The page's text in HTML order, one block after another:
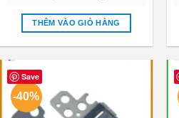
là:
₫700,000.
tại
₫300,000.
THÊM VÀO GIỎ HÀNG
Save
-40%